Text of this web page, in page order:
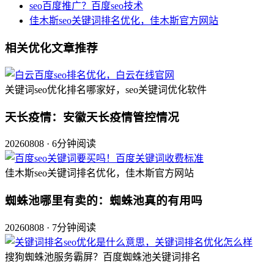
seo百度推广？百度seo技术
佳木斯seo关键词排名优化，佳木斯官方网站
相关优化文章推荐
关键词seo优化排名哪家好，seo关键词优化软件
天长疫情：安徽天长疫情管控情况
20260808 · 6分钟阅读
佳木斯seo关键词排名优化，佳木斯官方网站
蜘蛛池哪里有卖的：蜘蛛池真的有用吗
20260808 · 7分钟阅读
搜狗蜘蛛池服务霸屏？百度蜘蛛池关键词排名